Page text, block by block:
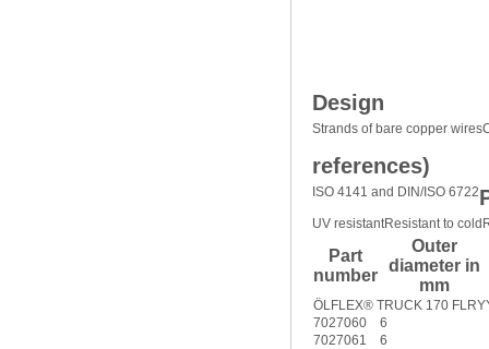
Design
Strands of bare copper wires
references)
ISO 4141 and DIN/ISO 6722
UV resistantResistant to cold
Part
number
Outer
diameter in
mm
ÖLFLEX® TRUCK 170
7027060
6
7027061
6